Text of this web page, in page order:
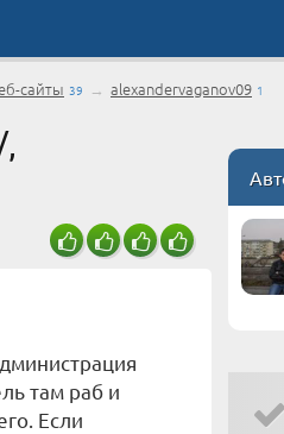
сайты 39 → alexandervaganov09 1
там раб и
Если